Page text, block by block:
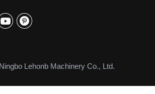
Lehonb Machinery Co., Ltd.